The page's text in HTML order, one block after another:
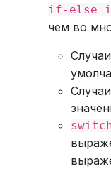
if-else
чем во